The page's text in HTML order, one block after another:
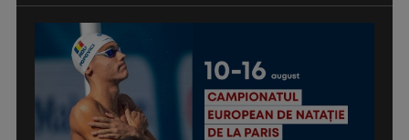
Spectacol total la TVR: David Popovici și tricolorii luptă
pentru aur la ...